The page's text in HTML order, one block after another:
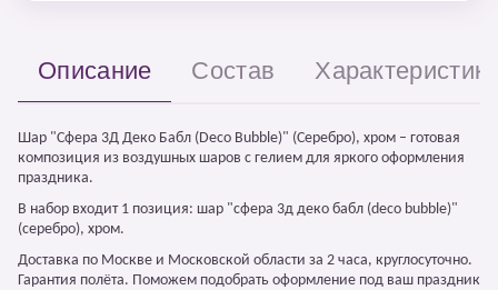
Описание Состав
Шар "Сфера 3Д Деко Бабл (Deco Bubble)" (Серебро), хром – готовая
композиция из воздушных шаров с гелием для яркого оформления
праздника.
В набор входит 1 позиция: шар "сфера 3д деко бабл (deco bubble)"
(серебро), хром.
Доставка по Москве и Московской области за 2 часа, круглосуточно.
Гарантия полёта. Поможем подобрать оформление под ваш праздник